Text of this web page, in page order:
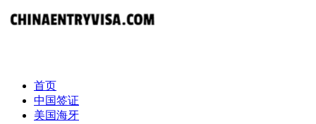
首页
中国签证
美国海牙